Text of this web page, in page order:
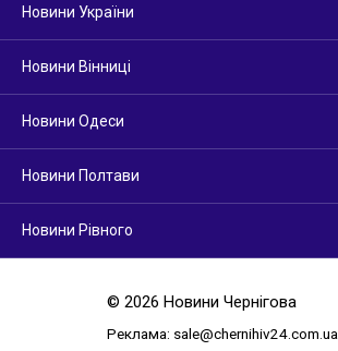
Новини України
Новини Вінниці
Новини Одеси
Новини Полтави
Новини Рівного
© 2026 Новини Чернігова
Реклама: sale@chernihiv24.com.ua